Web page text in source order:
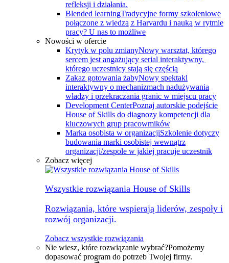
refleksji i działania.
Blended learningTradycyjne formy szkoleniowe
połączone z wiedzą z Harvardu i nauką w rytmie
pracy? U nas to możliwe
Nowości w ofercie
Krytyk w polu zmianyNowy warsztat, którego
sercem jest angażujący serial interaktywny, ​
którego uczestnicy stają się częścią
Zakaz gotowania żabyNowy spektakl
interaktywny o mechanizmach nadużywania
władzy i przekraczania granic w miejscu pracy
Development CenterPoznaj autorskie podejście
House of Skills do diagnozy kompetencji dla
kluczowych grup pracowmików
Marka osobista w organizacjiSzkolenie dotyczy
budowania marki osobistej wewnątrz
organizacji/zespole w jakiej pracuje uczestnik
Zobacz więcej
Wszystkie rozwiązania House of Skills
Rozwiązania, które wspierają liderów, zespoły i
rozwój organizacji.
Zobacz wszystkie rozwiązania
Nie wiesz, które rozwiązanie wybrać?Pomożemy
dopasować program do potrzeb Twojej firmy.